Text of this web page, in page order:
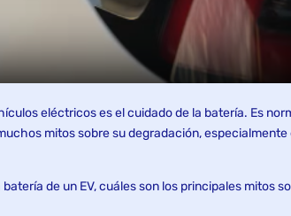
eléctricos es el cuidado de la batería. Es
mitos sobre su degradación,
de un EV, cuáles son los principales mitos